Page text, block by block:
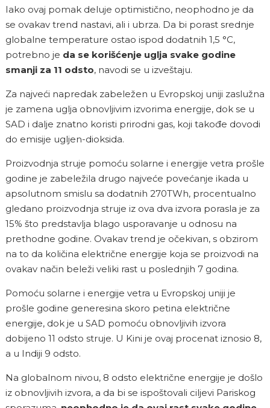
Iako ovaj pomak deluje optimistično, neophodno je da
se ovakav trend nastavi, ali i ubrza. Da bi porast srednje
globalne temperature ostao ispod dodatnih 1,5 °C,
potrebno je da se korišćenje uglja svake godine
smanji za 11 odsto, navodi se u izveštaju.
Za najveći napredak zabeležen u Evropskoj uniji zaslužna
je zamena uglja obnovljivim izvorima energije, dok se u
SAD i dalje znatno koristi prirodni gas, koji takođe dovodi
do emisije ugljen-dioksida.
Proizvodnja struje pomoću solarne i energije vetra prošle
godine je zabeležila drugo najveće povećanje ikada u
apsolutnom smislu sa dodatnih 270TWh, procentualno
gledano proizvodnja struje iz ova dva izvora porasla je za
15% što predstavlja blago usporavanje u odnosu na
prethodne godine. Ovakav trend je očekivan, s obzirom
na to da količina električne energije koja se proizvodi na
ovakav način beleži veliki rast u poslednjih 7 godina.
Pomoću solarne i energije vetra u Evropskoj uniji je
prošle godine generesina skoro petina električne
energije, dok je u SAD pomoću obnovljivih izvora
dobijeno 11 odsto struje. U Kini je ovaj procenat iznosio 8,
a u Indiji 9 odsto.
Na globalnom nivou, 8 odsto električne energije je došlo
iz obnovljivih izvora, a da bi se ispoštovali ciljevi Pariskog